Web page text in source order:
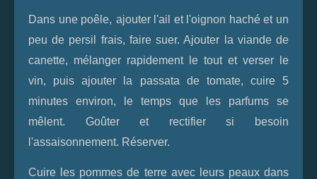
Dans une poêle, ajouter l'ail et l'oignon haché et un
peu de persil frais, faire suer. Ajouter la viande de
canette, mélanger rapidement le tout et verser le
vin, puis ajouter la passata de tomate, cuire 5
minutes environ, le temps que les parfums se
mêlent. Goûter et rectifier si besoin
l'assaisonnement. Réserver.
Cuire les pommes de terre avec leurs peaux dans